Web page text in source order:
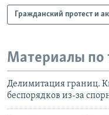
Гражданский протест и
Материалы по
Делимитация границ.
беспорядков из-за